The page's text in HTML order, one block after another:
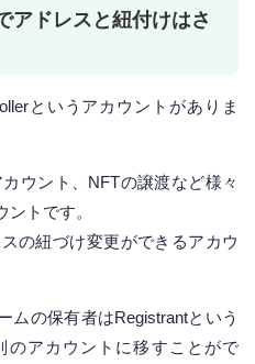
アドレスと紐付けはさ
というアカウントがありま
ウント、NFTの譲渡など様々
トです。
の紐づけ変更ができるアカウ
ムの保有者はRegistrantという
のアカウントに移すことがで